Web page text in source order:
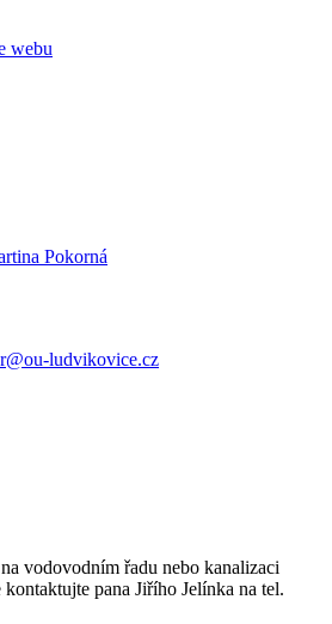
webu
Pokorná
ou-ludvikovice.cz
vodovodním řadu nebo kanalizaci
pana Jiřího Jelínka na tel.